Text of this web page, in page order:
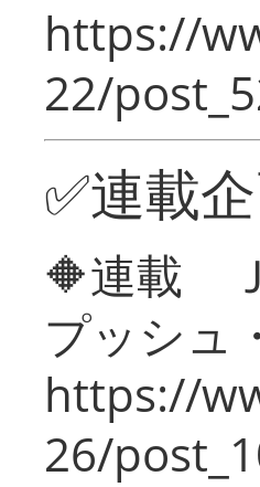
https://
22/
✅連載
🔶連載
プッシュ
https://
26/